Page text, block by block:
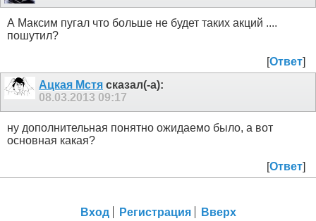
А Максим пугал что больше не будет таких акций ....
пошутил?
[Ответ]
Ацкая Мстя сказал(-а):
08.03.2013 09:17
ну дополнительная понятно ожидаемо было, а вот
основная какая?
[Ответ]
Вход Регистрация Вверх